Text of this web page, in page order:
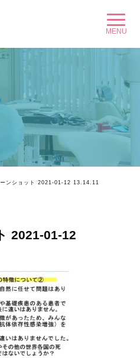
ーンショット 2021-01-12 13.14.11
2021-01-12